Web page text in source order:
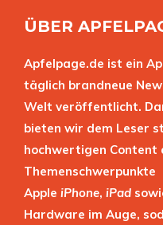
ÜBER
Apfelpage.de ist ein
täglich brandneue
Welt veröffentlicht.
bieten wir dem Leser
hochwertigen
Themenschwerpunkte
Apple iPhone, iPad
Hardware im Auge,